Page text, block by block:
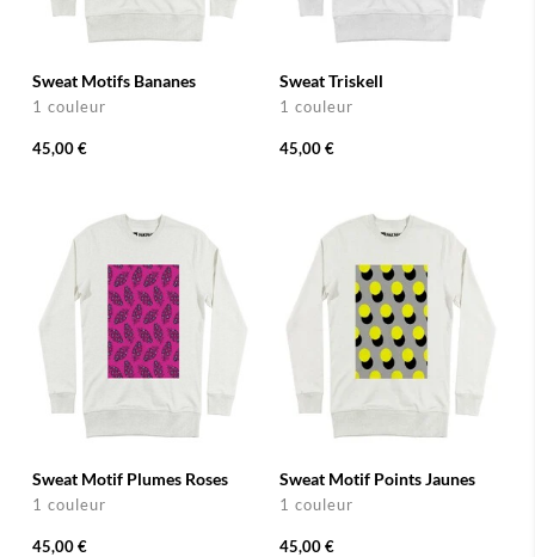
Sweat Motifs Bananes
1 couleur
45,00 €
Sweat Triskell
1 couleur
45,00 €
Sweat Motif Plumes Roses
1 couleur
45,00 €
Sweat Motif Points Jaunes
1 couleur
45,00 €